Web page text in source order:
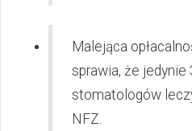
Malejąca
sprawia, że jedynie
stomatologów
NFZ.